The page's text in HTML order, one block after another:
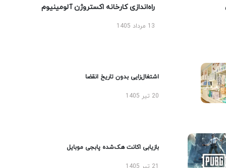
راه‌اندازی کارخانه اکستروژن آلومینیوم
13 مرداد 1405
اشتغال‌زایی بدون تاریخ انقضا
20 تیر 1405
بازیابی اکانت هک‌شده پابجی موبایل